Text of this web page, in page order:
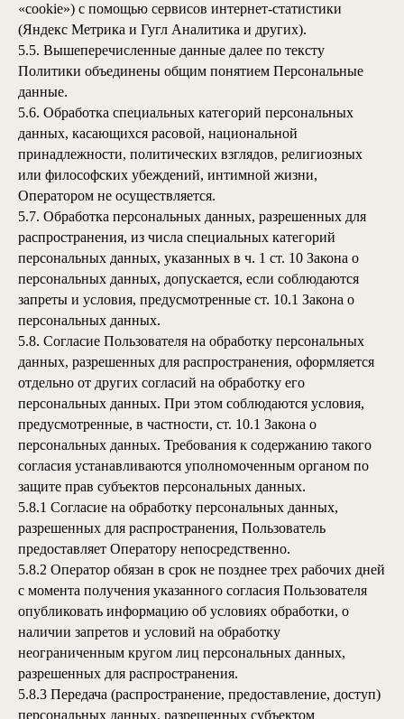
«cookie») с помощью сервисов интернет-статистики
(Яндекс Метрика и Гугл Аналитика и других).
5.5. Вышеперечисленные данные далее по тексту
Политики объединены общим понятием Персональные
данные.
5.6. Обработка специальных категорий персональных
данных, касающихся расовой, национальной
принадлежности, политических взглядов, религиозных
или философских убеждений, интимной жизни,
Оператором не осуществляется.
5.7. Обработка персональных данных, разрешенных для
распространения, из числа специальных категорий
персональных данных, указанных в ч. 1 ст. 10 Закона о
персональных данных, допускается, если соблюдаются
запреты и условия, предусмотренные ст. 10.1 Закона о
персональных данных.
5.8. Согласие Пользователя на обработку персональных
данных, разрешенных для распространения, оформляется
отдельно от других согласий на обработку его
персональных данных. При этом соблюдаются условия,
предусмотренные, в частности, ст. 10.1 Закона о
персональных данных. Требования к содержанию такого
согласия устанавливаются уполномоченным органом по
защите прав субъектов персональных данных.
5.8.1 Согласие на обработку персональных данных,
разрешенных для распространения, Пользователь
предоставляет Оператору непосредственно.
5.8.2 Оператор обязан в срок не позднее трех рабочих дней
с момента получения указанного согласия Пользователя
опубликовать информацию об условиях обработки, о
наличии запретов и условий на обработку
неограниченным кругом лиц персональных данных,
разрешенных для распространения.
5.8.3 Передача (распространение, предоставление, доступ)
персональных данных, разрешенных субъектом